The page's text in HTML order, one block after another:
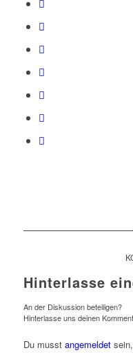
Hinterlasse
An der Diskussion beteiligen?
Hinterlasse uns deinen
Du musst angemeldetsein,